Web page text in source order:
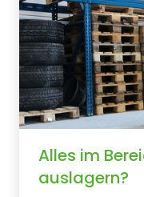
Alles im
auslagern?